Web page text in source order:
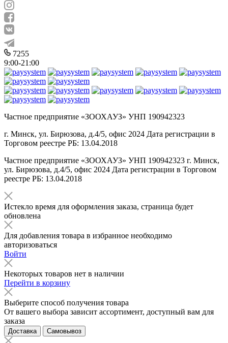
7255
9:00-21:00
Частное предприятие «ЗООХАУЗ» УНП 190942323
г. Минск, ул. Бирюзова, д.4/5, офис 2024 Дата регистрации в
Торговом реестре РБ: 13.04.2018
Частное предприятие «ЗООХАУЗ» УНП 190942323 г. Минск,
ул. Бирюзова, д.4/5, офис 2024 Дата регистрации в Торговом
реестре РБ: 13.04.2018
Истекло время для оформления заказа, страница будет
обновлена
Для добавления товара в избранное необходимо
авторизоваться
Войти
Некоторых товаров нет в наличии
Перейти в корзину
Выберите способ получения товара
От вашего выбора зависит ассортимент, доступный вам для
заказа
Доставка Самовывоз